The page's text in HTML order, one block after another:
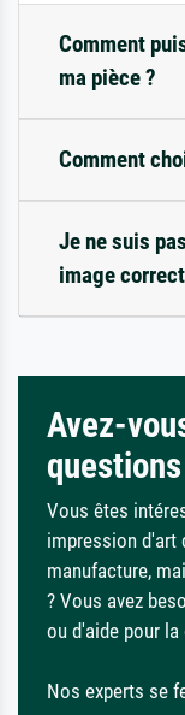
Comment
ma pièce ?
Comment
Je ne suis
image
Avez-
Vous êtes
impression d'art
manufacture,
? Vous avez
ou d'aide pour la
Nos experts se